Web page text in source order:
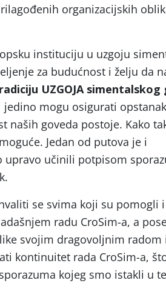
organizacijskih
instituciju u uzgoju
za budućnost i želju da
UZGOJA simentalskog
mogu osigurati
naših goveda postoje. Kako
Jedan od putova je i
upravo učinili potpisom
se svima koji su pomogli i
radu CroSim-a, a
svojim dragovoljnim radom i
kontinuitet rada CroSim-a,
kojeg smo istakli u